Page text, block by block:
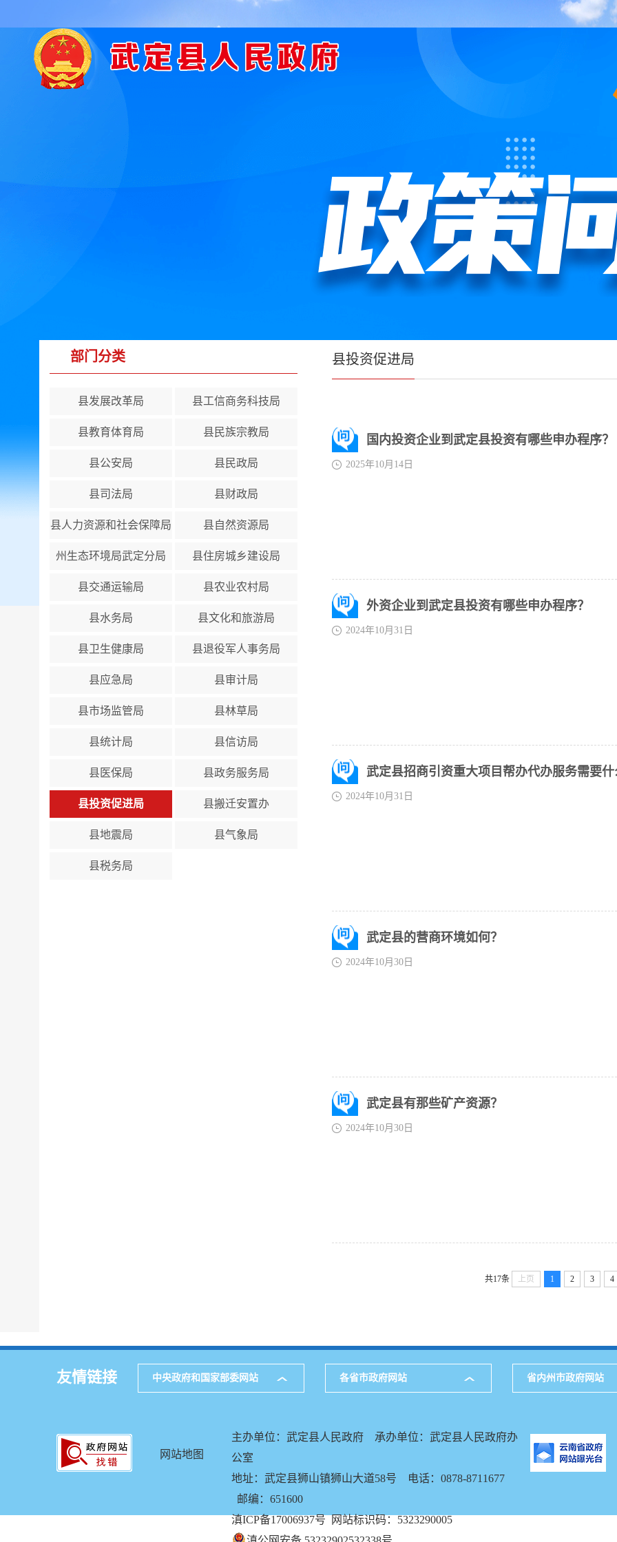
部门分类
县发展改革局 县工信商务科技局
县教育体育局 县民族宗教局
县公安局 县民政局
县司法局 县财政局
县人力资源和社会保障局 县自然资源局
州生态环境局武定分局 县住房城乡建设局
县交通运输局 县农业农村局
县水务局 县文化和旅游局
县卫生健康局 县退役军人事务局
县应急局 县审计局
县市场监管局 县林草局
县统计局 县信访局
县医保局 县政务服务局
县投资促进局 县搬迁安置办
县地震局 县气象局
县税务局
县投资促进局
国内投资企业到武定县投资有哪些申办程序？
2025年10月14日
外资企业到武定县投资有哪些申办程序？
2024年10月31日
武定县招商引资重大项目帮办代办服务需要
2024年10月31日
武定县的营商环境如何？
2024年10月30日
武定县有那些矿产资源？
2024年10月30日
共17条 上页 1 2 3 4
友情链接 中央政府和国家部委网站 各省市政府网站 省内州市政府网站
网站地图
主办单位：武定县人民政府 承办单位：武定县人民政府办
公室
地址：武定县狮山镇狮山大道58号 电话：0878-8711677
邮编：651600
滇ICP备17006937号 网站标识码：5323290005